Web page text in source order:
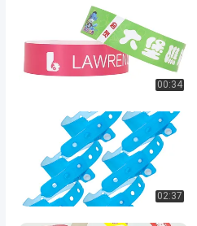
00:34
02:37